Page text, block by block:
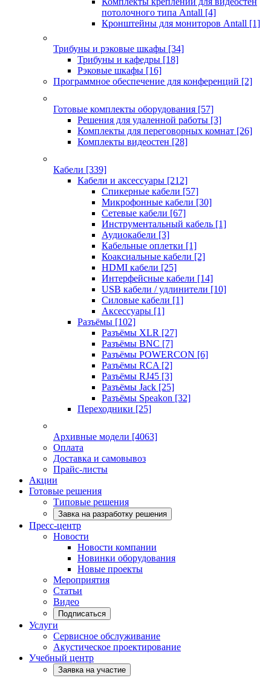
потолочного типа Antall [4]
Кронштейны для мониторов Antall [1]
Трибуны и рэковые шкафы [34]
Трибуны и кафедры [18]
Рэковые шкафы [16]
Программное обеспечение для конференций [2]
Готовые комплекты оборудования [57]
Решения для удаленной работы [3]
Комплекты для переговорных комнат [26]
Комплекты видеостен [28]
Кабели [339]
Кабели и аксессуары [212]
Спикерные кабели [57]
Микрофонные кабели [30]
Сетевые кабели [67]
Инструментальный кабель [1]
Аудиокабели [3]
Кабельные оплетки [1]
Коаксиальные кабели [2]
HDMI кабели [25]
Интерфейсные кабели [14]
USB кабели / удлинители [10]
Силовые кабели [1]
Аксессуары [1]
Разъёмы [102]
Разъёмы XLR [27]
Разъёмы BNC [7]
Разъёмы POWERCON [6]
Разъёмы RCA [2]
Разъёмы RJ45 [3]
Разъёмы Jack [25]
Разъёмы Speakon [32]
Переходники [25]
Архивные модели [4063]
Оплата
Доставка и самовывоз
Прайс-листы
Акции
Готовые решения
Типовые решения
Завка на разработку решения
Пресс-центр
Новости
Новости компании
Новинки оборудования
Новые проекты
Мероприятия
Статьи
Видео
Подписаться
Услуги
Сервисное обслуживание
Акустическое проектирование
Учебный центр
Заявка на участие